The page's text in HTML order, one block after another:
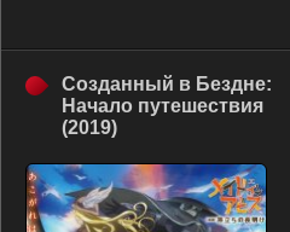
Созданный в Бездне:
Начало путешествия
(2019)